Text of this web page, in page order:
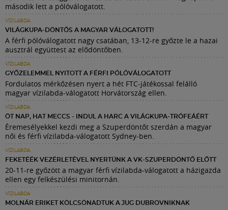
második lett a pólóválogatott.
VÍZILABDA
VILÁGKUPA-DÖNTŐS A MAGYAR VÁLOGATOTT!
A férfi pólóválogatott nagy csatában, 13-12-re győzte le a hazai
ausztrál együttest az elődöntőben.
VÍZILABDA
GYŐZELEMMEL NYITOTT A FÉRFI PÓLÓVÁLOGATOTT
Fordulatos mérkőzésen nyert a hét FTC-játékossal felálló
magyar vízilabda-válogatott Horvátország ellen.
VÍZILABDA
ÖT NAP, HAT MECCS - INDUL A HARC A VILÁGKUPA-TRÓFEÁÉRT
Éremesélyekkel kezdi meg a Szuperdöntőt szerdán a magyar
női és férfi vízilabda-válogatott Sydney-ben.
VÍZILABDA
FEKETÉÉK VEZÉRLETÉVEL NYERTÜNK A VK-SZUPERDÖNTŐ ELŐTT
20-11-re győzött a magyar férfi vízilabda-válogatott a házigazda
ellen egy felkészülési minitornán.
VÍZILABDA
MOLNÁR ERIKET KÖLCSÖNADTUK A JUG DUBROVNIKNAK